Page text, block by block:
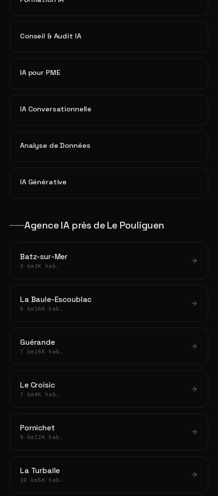
Conseil & Audit IA
IA pour PME
IA Conversationnelle
Analyse de Données
IA Générative
Agence IA près de Le Pouliguen
Batz-sur-Mer
3 km 3K hab.
La Baule-Escoublac
6 km 16K hab.
Guérande
7 km 16K hab.
Le Croisic
7 km4K hab.
Pornichet
9 km 12K hab.
La Turballe
10 km5K hab.